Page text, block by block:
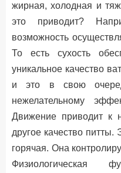
жирная, холодная и
это приводит?
возможность
То есть сухость
уникальное качество
и это в свою
нежелательному
Движение приводит к
другое качество питты.
горячая. Она